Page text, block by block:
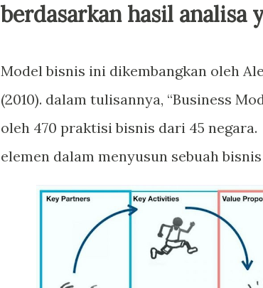
berdasarkan hasil analisa
Model bisnis ini dikembangkan oleh
(2010). dalam tulisannya, “Business
oleh 470 praktisi bisnis dari 45
elemen dalam menyusun sebuah